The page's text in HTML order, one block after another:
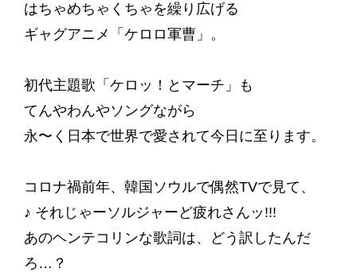
はちゃめちゃくちゃを繰り広げる
ギャグアニメ「ケロロ軍曹」。
初代主題歌「ケロッ！とマーチ」も
てんやわんやソングながら
永〜く日本で世界で愛されて今日に至ります。
コロナ禍前年、韓国ソウルで偶然TVで見て、
♪ それじゃーソルジャーど疲れさんッ!!!
あのヘンテコリンな歌詞は、どう訳したんだ
ろ…？